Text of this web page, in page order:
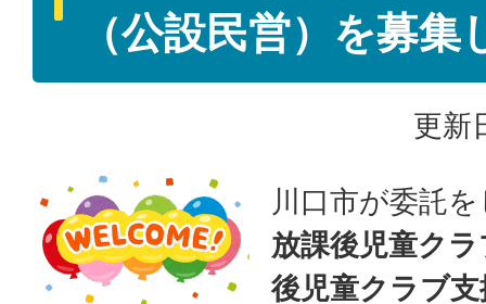
（公設民営）を募
更新
川口市が委託
放課後児童ク
後児童クラブ